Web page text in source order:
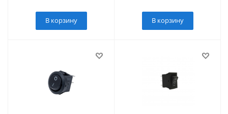
В корзину В корзину